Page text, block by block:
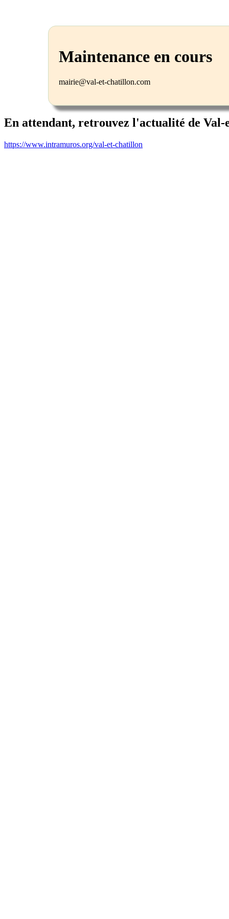
Maintenance en cours
mairie@val-et-chatillon.com
En attendant, retrouvez l'actualité de
https://www.intramuros.org/val-et-chatillon